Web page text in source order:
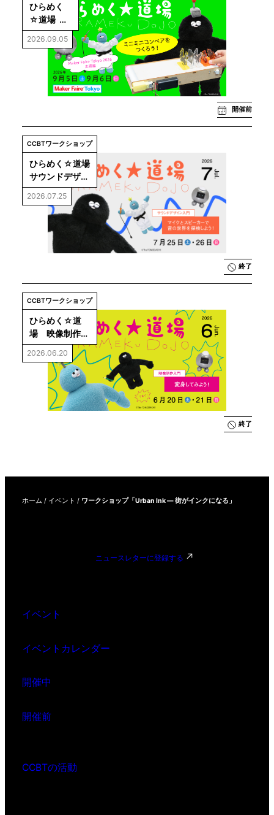
ひらめく
☆道場
Maker
Faire
2026編
「ミニミニ
コンベアを
つくろ
2026.09.05
開催前
CCBTワークショップ
ひらめく☆道場
サウンドデザイ
ン入門：マイク
とスピーカーで
音の世界を探検
2026.07.25
終了
CCBTワークショップ
ひらめく☆道
場　映像制作入
門：変身してみ
よう！
2026.06.20
終了
ホーム / イベント / ワークショップ「Urban Ink — 街がインクになる」
ニュースレターに登録する
イベント
イベントカレンダー
開催中
開催前
CCBTの活動